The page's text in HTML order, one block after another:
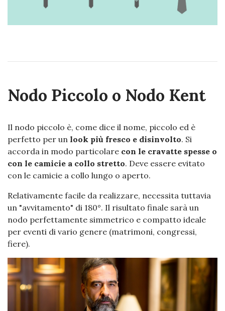
Nodo Piccolo o Nodo Kent
Il nodo piccolo è, come dice il nome, piccolo ed è
perfetto per un look più fresco e disinvolto. Si
accorda in modo particolare con le cravatte spesse o
con le camicie a collo stretto. Deve essere evitato
con le camicie a collo lungo o aperto.
Relativamente facile da realizzare, necessita tuttavia
un "avvitamento" di 180°. Il risultato finale sarà un
nodo perfettamente simmetrico e compatto ideale
per eventi di vario genere (matrimoni, congressi,
fiere).